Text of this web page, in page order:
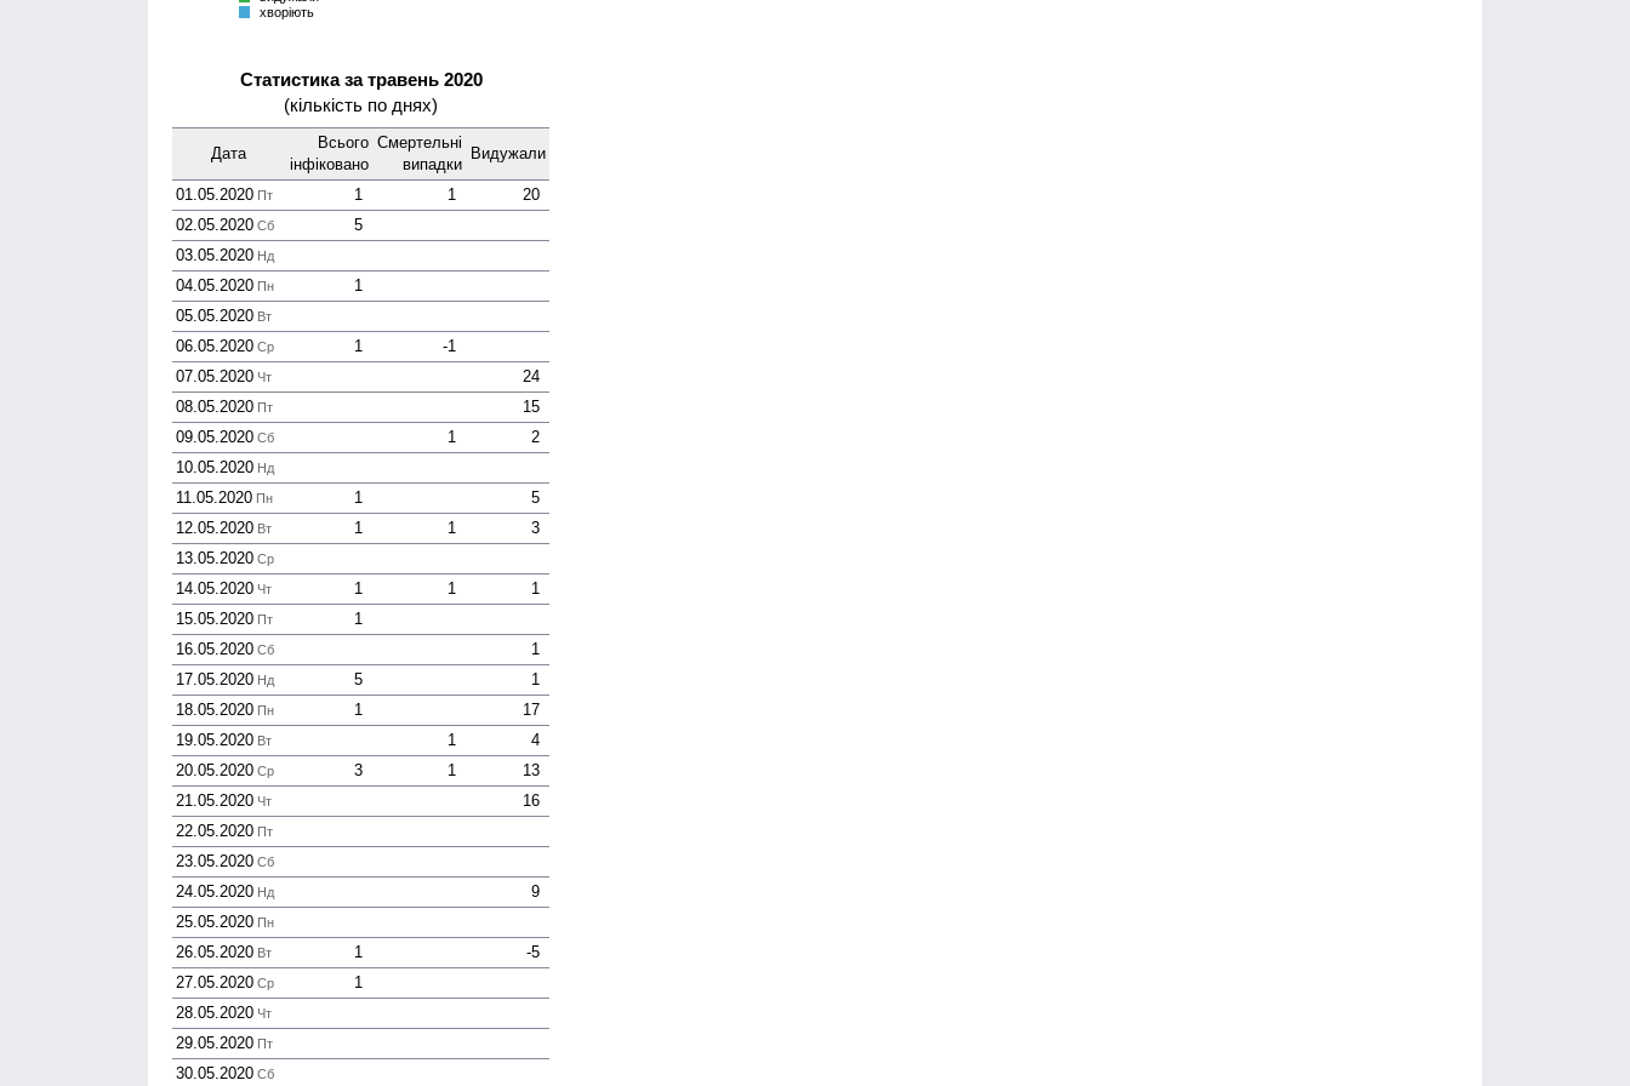
хворіють
Статистика за травень 2020
(кількість по днях)
Дата
Всього
інфі­ковано
Смер­тельні
випадки
Виду­жали
01.05.2020 Пт 1 1
20
02.05.2020 Сб
5
03.05.2020 Нд
04.05.2020 Пн
1
05.05.2020 Вт
06.05.2020 Ср 1
-1
07.05.2020 Чт
24
08.05.2020 Пт
15
09.05.2020 Сб 1
2
10.05.2020 Нд
11.05.2020 Пн 1
5
12.05.2020 Вт 1 1
3
13.05.2020 Ср
14.05.2020 Чт 1 1
1
15.05.2020 Пт
1
16.05.2020 Сб
1
17.05.2020 Нд 5
1
18.05.2020 Пн 1
17
19.05.2020 Вт 1
4
20.05.2020 Ср 3 1
13
21.05.2020 Чт
16
22.05.2020 Пт
23.05.2020 Сб
24.05.2020 Нд
9
25.05.2020 Пн
26.05.2020 Вт 1
-5
27.05.2020 Ср
1
28.05.2020 Чт
29.05.2020 Пт
30.05.2020 Сб